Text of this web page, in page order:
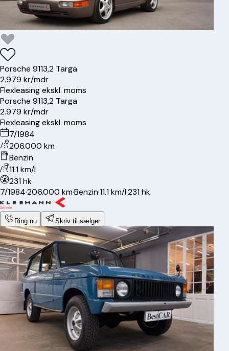
Porsche 9113,2 Targa
2.979 kr/mdr
Flexleasing ekskl. moms
Porsche 9113,2 Targa
2.979 kr/mdr
Flexleasing ekskl. moms
7/1984
206.000 km
Benzin
11.1 km/l
231 hk
7/1984·206.000 km·Benzin·11.1 km/l·231 hk
Ring nu Skriv til sælger